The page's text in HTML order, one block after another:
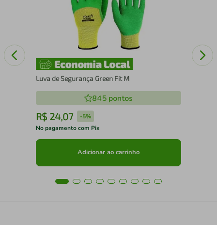
Luva de Segurança Green Fit M
845 pontos
R$ 24,07 -5%
No pagamento com Pix
Adicionar ao carrinho